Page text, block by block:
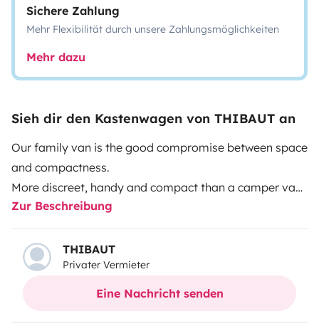
Sichere Zahlung
Mehr Flexibilität durch unsere Zahlungsmöglichkeiten
Mehr dazu
Sieh dir den Kastenwagen von THIBAUT an
Our family van is the good compromise between space
and compactness.
More discreet, handy and compact than a camper van,
it will allow you to access more places, whether in the
great outdoors or in small campsites. Its length (5.40
m) will allow you to park in town without worries.
The sleeping area is adjustable according to your
more room, you will still keep a real double bed
Zur Beschreibung
THIBAUT
Privater Vermieter
Eine Nachricht senden